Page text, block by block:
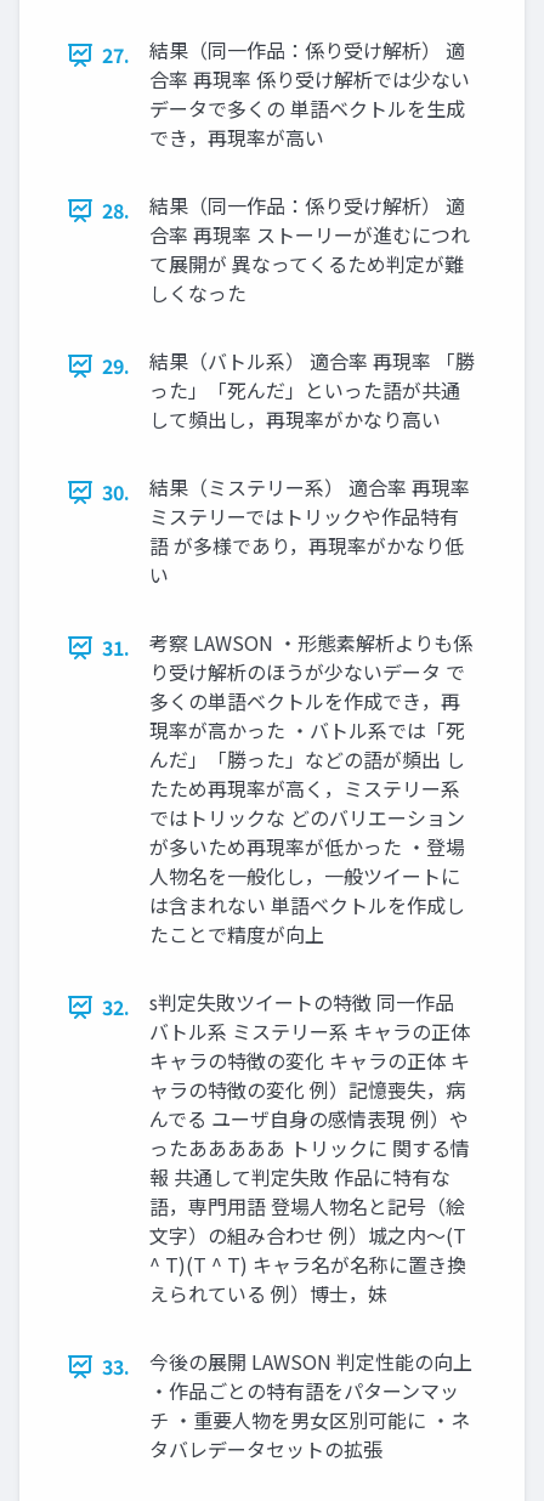
27.
結果（同一作品：係り受け解析） 適
合率 再現率 係り受け解析では少ない
データで多くの 単語ベクトルを生成
でき，再現率が高い
28.
結果（同一作品：係り受け解析） 適
合率 再現率 ストーリーが進むにつれ
て展開が 異なってくるため判定が難
しくなった
29.
結果（バトル系） 適合率 再現率 「勝
った」「死んだ」といった語が共通
して頻出し，再現率がかなり高い
30.
結果（ミステリー系） 適合率 再現率
ミステリーではトリックや作品特有
語 が多様であり，再現率がかなり低
い
31.
考察 LAWSON ・形態素解析よりも係
り受け解析のほうが少ないデータ で
多くの単語ベクトルを作成でき，再
現率が高かった ・バトル系では「死
んだ」「勝った」などの語が頻出 し
たため再現率が高く，ミステリー系
ではトリックな どのバリエーション
が多いため再現率が低かった ・登場
人物名を一般化し，一般ツイートに
は含まれない 単語ベクトルを作成し
たことで精度が向上
32.
s判定失敗ツイートの特徴 同一作品
バトル系 ミステリー系 キャラの正体
キャラの特徴の変化 キャラの正体 キ
ャラの特徴の変化 例）記憶喪失，病
んでる ユーザ自身の感情表現 例）や
ったあああああ トリックに 関する情
報 共通して判定失敗 作品に特有な
語，専門用語 登場人物名と記号（絵
文字）の組み合わせ 例）城之内〜(T
^ T)(T ^ T) キャラ名が名称に置き換
えられている 例）博士，妹
33.
今後の展開 LAWSON 判定性能の向上
・作品ごとの特有語をパターンマッ
チ ・重要人物を男女区別可能に ・ネ
タバレデータセットの拡張